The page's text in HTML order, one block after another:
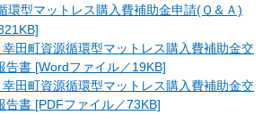
環型マットレス購入費補助金申請(Ｑ＆Ａ)
田町資源循環型マットレス購入費補助金交
告書 [Wordファイル／19KB]
田町資源循環型マットレス購入費補助金交
告書 [PDFファイル／73KB]